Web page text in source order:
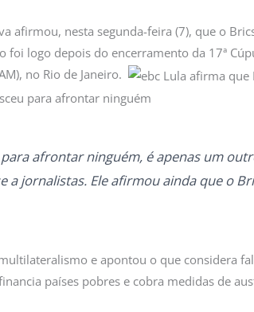
afirmou, nesta segunda-feira (7), que o
foi logo depois do encerramento da 17ª
no Rio de Janeiro.
para afrontar ninguém, é apenas um
a jornalistas. Ele afirmou ainda que o
e apontou o que considera
países pobres e cobra medidas de